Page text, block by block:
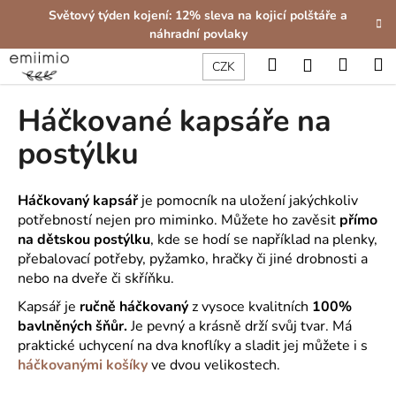
Světový týden kojení: 12% sleva na kojicí polštáře a
náhradní povlaky
CZK
HledatPřihlášení
Háčkované kapsáře na
postýlku
Háčkovaný kapsářje pomocník na uložení jakýchkoliv
potřebností nejen pro miminko. Můžete ho zavěsit přímo
na dětskou postýlku, kde se hodí se například na plenky,
přebalovací potřeby, pyžamko, hračky či jiné drobnosti a
nebo na dveře či skříňku.
Kapsář je ručně háčkovanýz vysoce kvalitních 100%
bavlněných šňůr.Je pevný a krásně drží svůj tvar. Má
praktické uchycení na dva knoflíky a sladit jej můžete i s
háčkovanými košíkyve dvou velikostech.
š
í
o
p
o
t
ř
e
b
u
j
e
t
e